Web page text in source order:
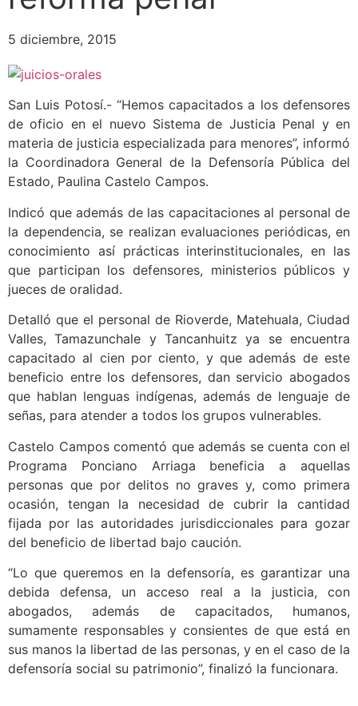
5 diciembre, 2015
San Luis Potosí.- “Hemos capacitados a los defensores
de oficio en el nuevo Sistema de Justicia Penal y en
materia de justicia especializada para menores”, informó
la Coordinadora General de la Defensoría Pública del
Estado, Paulina Castelo Campos.
Indicó que además de las capacitaciones al personal de
la dependencia, se realizan evaluaciones periódicas, en
conocimiento así prácticas interinstitucionales, en las
que participan los defensores, ministerios públicos y
jueces de oralidad.
Detalló que el personal de Rioverde, Matehuala, Ciudad
Valles, Tamazunchale y Tancanhuitz ya se encuentra
capacitado al cien por ciento, y que además de este
beneficio entre los defensores, dan servicio abogados
que hablan lenguas indígenas, además de lenguaje de
señas, para atender a todos los grupos vulnerables.
Castelo Campos comentó que además se cuenta con el
Programa Ponciano Arriaga beneficia a aquellas
personas que por delitos no graves y, como primera
ocasión, tengan la necesidad de cubrir la cantidad
fijada por las autoridades jurisdiccionales para gozar
del beneficio de libertad bajo caución.
“Lo que queremos en la defensoría, es garantizar una
debida defensa, un acceso real a la justicia, con
abogados, además de capacitados, humanos,
sumamente responsables y consientes de que está en
sus manos la libertad de las personas, y en el caso de la
defensoría social su patrimonio”, finalizó la funcionara.